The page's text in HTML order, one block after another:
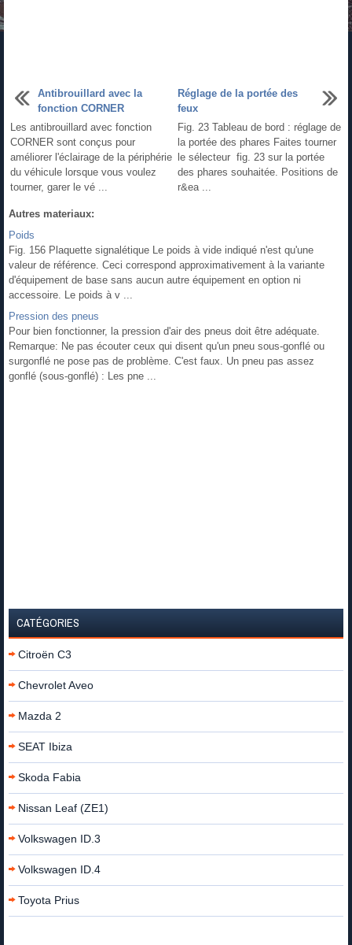
Antibrouillard avec la
fonction CORNER
Les antibrouillard avec fonction
CORNER sont conçus pour
améliorer l'éclairage de la périphérie
du véhicule lorsque vous voulez
tourner, garer le vé ...
Réglage de la portée des
feux
Fig. 23 Tableau de bord : réglage de
la portée des phares Faites tourner
le sélecteur fig. 23 sur la portée
des phares souhaitée. Positions de
r&ea ...
Autres materiaux:
Poids
Fig. 156 Plaquette signalétique Le poids à vide indiqué n'est qu'une
valeur de référence. Ceci correspond approximativement à la variante
d'équipement de base sans aucun autre équipement en option ni
accessoire. Le poids à v ...
Pression des pneus
Pour bien fonctionner, la pression d'air des pneus doit être adéquate.
Remarque: Ne pas écouter ceux qui disent qu'un pneu sous-gonflé ou
surgonflé ne pose pas de problème. C'est faux. Un pneu pas assez
gonflé (sous-gonflé) : Les pne ...
CATÉGORIES
Citroën C3
Chevrolet Aveo
Mazda 2
SEAT Ibiza
Skoda Fabia
Nissan Leaf (ZE1)
Volkswagen ID.3
Volkswagen ID.4
Toyota Prius